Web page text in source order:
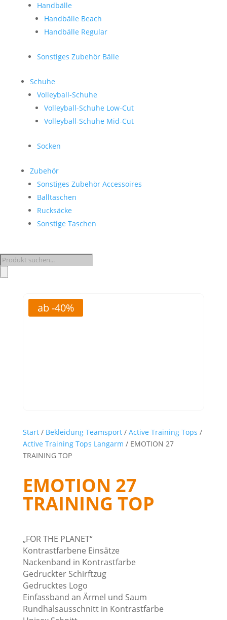
Handbälle
Handbälle Beach
Handbälle Regular
Sonstiges Zubehör Bälle
Schuhe
Volleyball-Schuhe
Volleyball-Schuhe Low-Cut
Volleyball-Schuhe Mid-Cut
Socken
Zubehör
Sonstiges Zubehör Accessoires
Balltaschen
Rucksäcke
Sonstige Taschen
Products
search
ab -40%
Start/ Bekleidung Teamsport/ Active Training Tops /
Active Training Tops Langarm / EMOTION 27
TRAINING TOP
EMOTION 27
TRAINING TOP
„FOR THE PLANET“
Kontrastfarbene Einsätze
Nackenband in Kontrastfarbe
Gedruckter Schirftzug
Gedrucktes Logo
Einfassband an Ärmel und Saum
Rundhalsausschnitt in Kontrastfarbe